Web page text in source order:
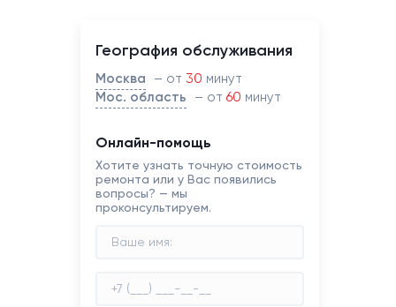
География обслуживания
Москва – от 30 минут
Мос. область
– от 60 минут
Онлайн-помощь
Хотите узнать точную стоимость
ремонта или у Вас появились
вопросы? — мы
проконсультируем.